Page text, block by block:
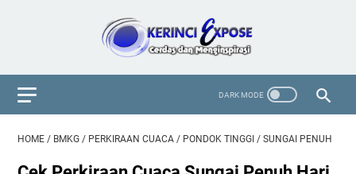
HOME / BMKG / PERKIRAAN CUACA / PONDOK TINGGI / SUNGAI PENUH